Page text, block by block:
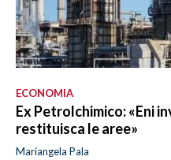
ECONOMIA
Ex Petrolchimico: «Eni
restituisca le aree»
Mariangela Pala